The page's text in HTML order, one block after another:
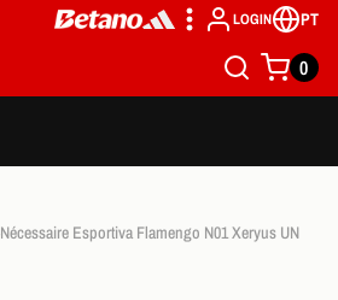
LOGIN PT
0
Nécessaire Esportiva Flamengo N01 Xeryus UN